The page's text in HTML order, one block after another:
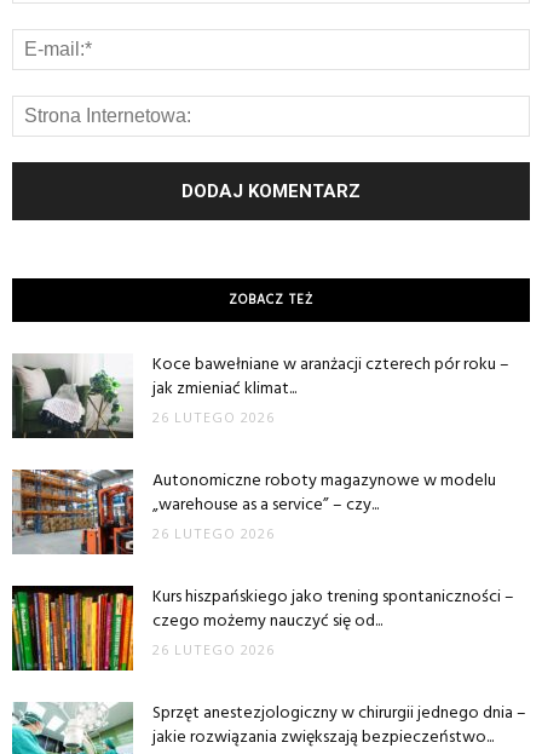
ZOBACZ TEŻ
Koce bawełniane w aranżacji czterech pór roku –
jak zmieniać klimat...
26 LUTEGO 2026
Autonomiczne roboty magazynowe w modelu
„warehouse as a service” – czy...
26 LUTEGO 2026
Kurs hiszpańskiego jako trening spontaniczności –
czego możemy nauczyć się od...
26 LUTEGO 2026
Sprzęt anestezjologiczny w chirurgii jednego dnia –
jakie rozwiązania zwiększają bezpieczeństwo...